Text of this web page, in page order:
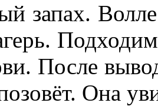
запах.
После
Она